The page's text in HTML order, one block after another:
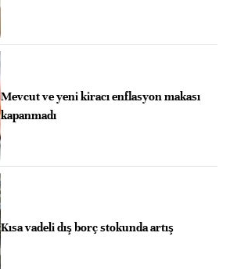
Mevcut ve yeni kiracı enflasyon makası
kapanmadı
Kısa vadeli dış borç stokunda artış